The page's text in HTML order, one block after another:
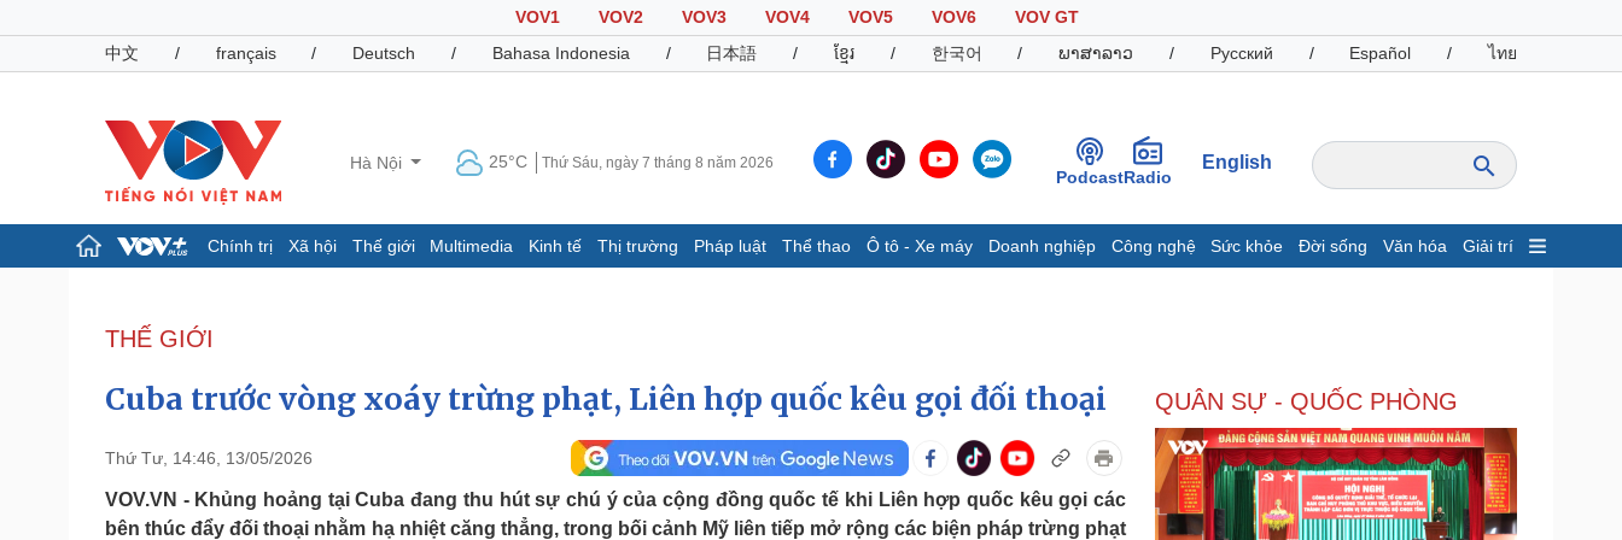
VOV1 VOV2 VOV3 VOV4 VOV5 VOV6
VOV GT
中文
/ français / Deutsch / Bahasa Indonesia / 日本語 / ខ្មែរ / 한국어 / ພາສາລາວ / Русский / Español / ไทย
Hà Nội 25°C Thứ Sáu, ngày 7 tháng 8 năm 2026
PodcastRadio
English
Chính trị Xã hội Thế giới Multimedia Kinh tế Thị trường Pháp luật Thể thao Ô tô - Xe máy Doanh nghiệp Công nghệ Sức khỏe Đời sống Văn hóa Giải trí
Đảng
Tổ chức nhân sự
Nhận diện sự thật
Dấu ấn VOV
Infographic
Chứng khoán
Giá cà phê
Pháp luật
Vụ án
Quân sự - Quốc phòng
Vũ khí
Thể thao
Bóng đá
Ô tô - Xe máy
Ô tô
Doanh nghiệp
Thông tin doanh nghiệp
Công nghệ
Sành điệu
THẾ GIỚI
Cuba trước vòng xoáy trừng phạt, Liên hợp quốc kêu gọi đối thoại
Thứ Tư, 14:46, 13/05/2026
VOV.VN - Khủng hoảng tại Cuba đang thu hút sự chú ý của cộng đồng quốc tế khi Liên hợp quốc kêu gọi các
bên thúc đẩy đối thoại nhằm hạ nhiệt căng thẳng, trong bối cảnh Mỹ liên tiếp mở rộng các biện pháp trừng phạt
QUÂN SỰ - QUỐC PHÒNG